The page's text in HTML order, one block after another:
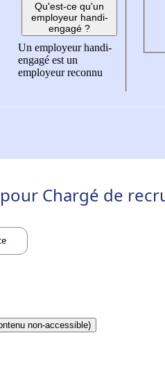
Qu'est-ce qu'un
employeur handi-
engagé ?
Un employeur handi-
engagé est un
employeur reconnu
pour Chargé de
non-accessible)